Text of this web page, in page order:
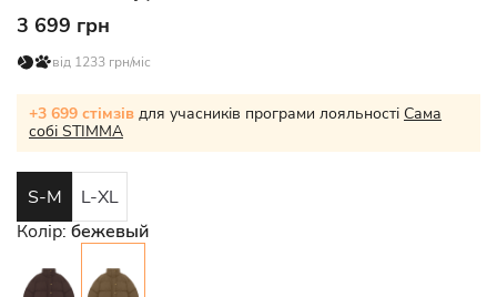
3 699 грн
від 1233 грн/міс
+3 699 стімзів для учасників програми лояльності Сама
собі STIMMA
S-M
L-XL
Колір: бежевый